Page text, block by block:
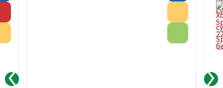
Эко товар